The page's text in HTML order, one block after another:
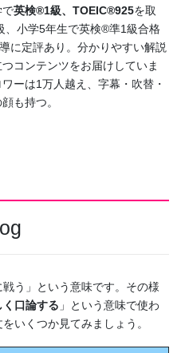
で英検®1級、TOEIC®925を取
、小学5年生で英検®準1級合格
に定評あり。分かりやすい解説
コンテンツをお届けしていま
ーは1万人越え、字幕・吹替・
も持つ。
う」という意味です。その様
く口論する 」という意味で使わ
いくつか見てみましょう。